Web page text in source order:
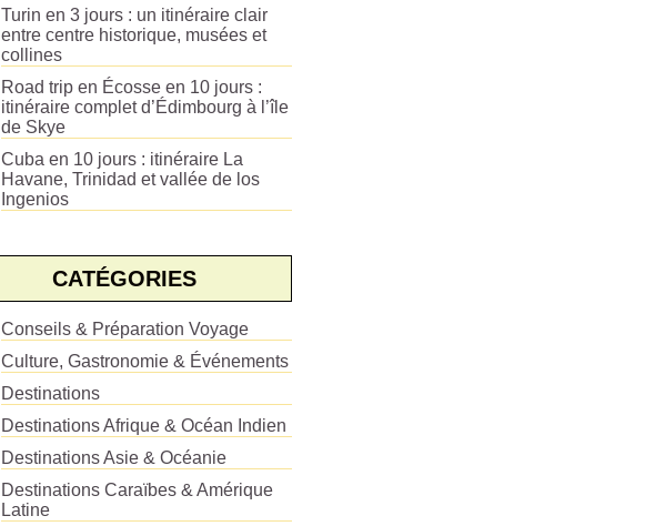
Turin en 3 jours : un itinéraire clair
entre centre historique, musées et
collines
Road trip en Écosse en 10 jours :
itinéraire complet d’Édimbourg à l’île
de Skye
Cuba en 10 jours : itinéraire La
Havane, Trinidad et vallée de los
Ingenios
CATÉGORIES
Conseils & Préparation Voyage
Culture, Gastronomie & Événements
Destinations
Destinations Afrique & Océan Indien
Destinations Asie & Océanie
Destinations Caraïbes & Amérique
Latine